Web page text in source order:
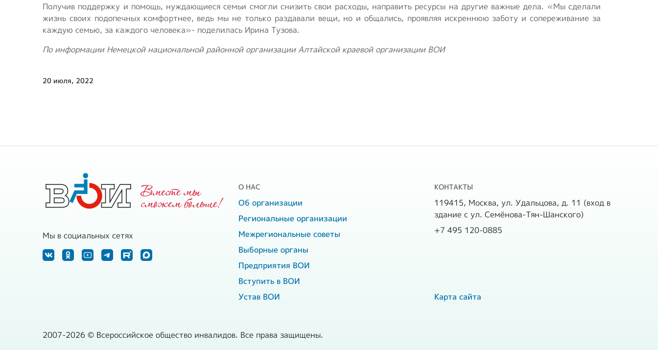
Получив поддержку и помощь, нуждающиеся семьи смогли снизить свои расходы, направить ресурсы на другие важные дела. «Мы сделали
жизнь своих подопечных комфортнее, ведь мы не только раздавали вещи, но и общались, проявляя искреннюю заботу и сопереживание за
каждую семью, за каждого человека»- поделилась Ирина Тузова.
По информации Немецкой национальной районной организации Алтайской краевой организации ВОИ
20 июля, 2022
Вместе мы
cможем больше!
Мы в социальных сетях
О НАС
Об организации
Региональные организации
Межрегиональные советы
Выборные органы
Предприятия ВОИ
Вступить в ВОИ
Устав ВОИ
КОНТАКТЫ
119415, Москва, ул. Удальцова, д. 11 (вход в
здание с ул. Семёнова-Тян-Шанского)
+7 495 120-0885
Карта сайта
2007-2026 © Всероссийское общество инвалидов. Все права защищены.